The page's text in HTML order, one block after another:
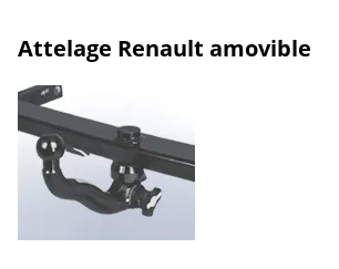
Attelage Renault amovible